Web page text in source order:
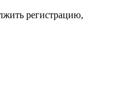
регистрацию,